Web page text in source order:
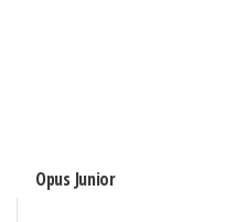
Opus Junior